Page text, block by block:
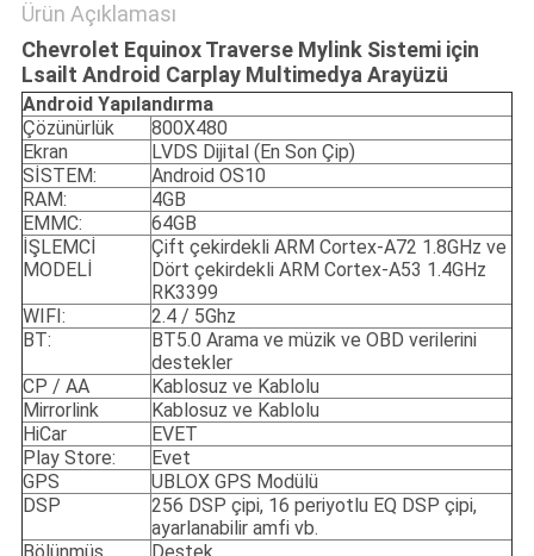
Ürün Açıklaması
Chevrolet Equinox Traverse Mylink Sistemi için
Lsailt Android Carplay Multimedya Arayüzü
Android Yapılandırma
Çözünürlük
800X480
Ekran
LVDS Dijital (En Son Çip)
SİSTEM:
Android OS10
RAM:
4GB
EMMC:
64GB
İŞLEMCİ
MODELİ
Çift çekirdekli ARM Cortex-A72 1.8GHz ve
Dört çekirdekli ARM Cortex-A53 1.4GHz
RK3399
WIFI:
2.4 / 5Ghz
BT:
BT5.0 Arama ve müzik ve OBD verilerini
destekler
CP / AA
Kablosuz ve Kablolu
Mirrorlink
Kablosuz ve Kablolu
HiCar
EVET
Play Store:
Evet
GPS
UBLOX GPS Modülü
DSP
256 DSP çipi, 16 periyotlu EQ DSP çipi,
ayarlanabilir amfi vb.